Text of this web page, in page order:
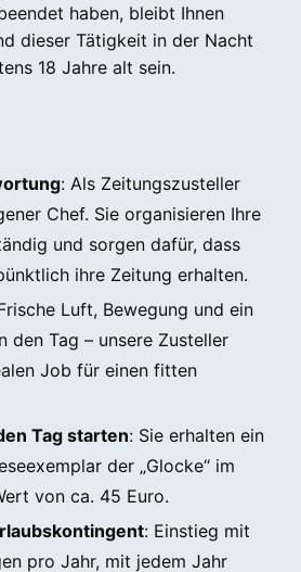
haben, bleibt Ihnen
dieser Tätigkeit in der Nacht
18 Jahre alt sein.
: Als Zeitungszusteller
Chef. Sie organisieren Ihre
und sorgen dafür, dass
ihre Zeitung erhalten.
Luft, Bewegung und ein
den Tag – unsere Zusteller
Job für einen fitten
Tag starten: Sie erhalten ein
der „Glocke“ im
von ca. 45 Euro.
: Einstieg mit
pro Jahr, mit jedem Jahr